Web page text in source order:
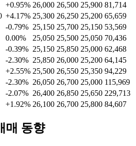
+0.95% 26,000 26,500 25,900 81,714
+4.17% 25,300 26,250 25,200 65,659
-0.79% 25,150 25,700 25,150 53,569
0.00% 25,050 25,500 25,050 70,436
-0.39% 25,150 25,850 25,000 62,468
-2.30% 25,850 26,000 25,200 64,145
+2.55% 25,500 26,550 25,350 94,229
-2.30% 26,050 26,700 25,000 115,969
-2.07% 26,400 26,850 25,650 229,713
+1.92% 26,100 26,700 25,800 84,607
매 동향